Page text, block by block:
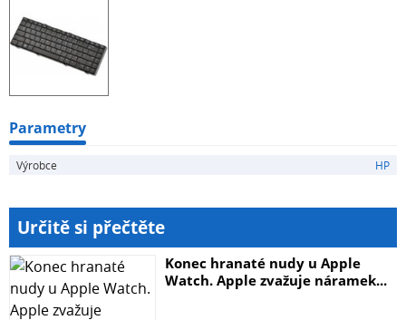
Parametry
Výrobce HP
Určitě si přečtěte
Konec hranaté nudy u Apple
Watch. Apple zvažuje náramek...